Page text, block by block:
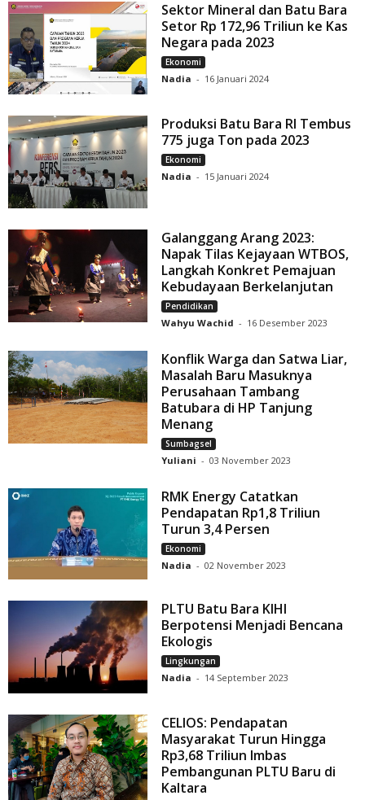
Sektor Mineral dan Batu Bara
Setor Rp 172,96 Triliun ke Kas
Negara pada 2023
Ekonomi
Nadia - 16 Januari 2024
Produksi Batu Bara RI Tembus
775 juga Ton pada 2023
Ekonomi
Nadia - 15 Januari 2024
Galanggang Arang 2023:
Napak Tilas Kejayaan WTBOS,
Langkah Konkret Pemajuan
Kebudayaan Berkelanjutan
Pendidikan
Wahyu Wachid - 16 Desember 2023
Konflik Warga dan Satwa Liar,
Masalah Baru Masuknya
Perusahaan Tambang
Batubara di HP Tanjung
Menang
Sumbagsel
Yuliani - 03 November 2023
RMK Energy Catatkan
Pendapatan Rp1,8 Triliun
Turun 3,4 Persen
Ekonomi
Nadia - 02 November 2023
PLTU Batu Bara KIHI
Berpotensi Menjadi Bencana
Ekologis
Lingkungan
Nadia - 14 September 2023
CELIOS: Pendapatan
Masyarakat Turun Hingga
Rp3,68 Triliun Imbas
Pembangunan PLTU Baru di
Kaltara